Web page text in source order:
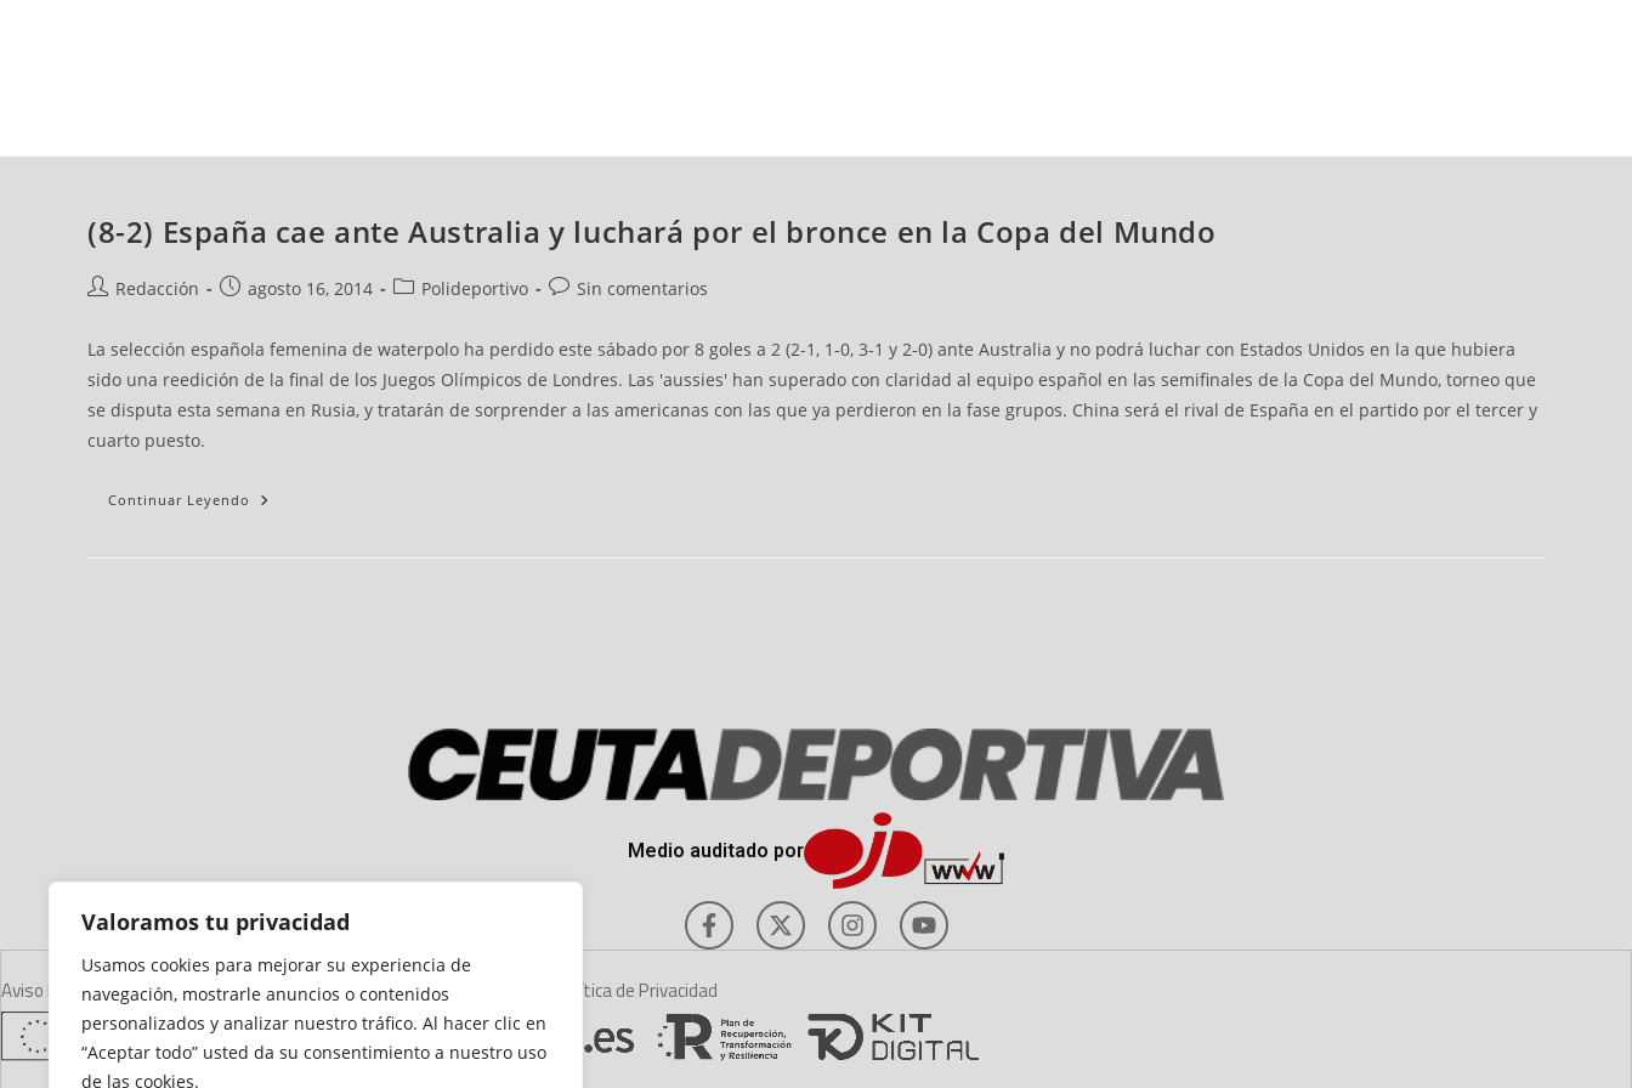
Valoramos tu privacidad
Usamos cookies para mejorar su experiencia de
navegación, mostrarle anuncios o contenidos
personalizados y analizar nuestro tráfico. Al hacer clic en
“Aceptar todo” usted da su consentimiento a nuestro uso
de las cookies.
(8-2) España cae ante Australia y luchará por el bronce en la Copa del Mundo
Redacción agosto 16, 2014 Polideportivo Sin comentarios
La selección española femenina de waterpolo ha perdido este sábado por 8 goles a 2 (2-1, 1-0, 3-1 y 2-0) ante Australia y no podrá luchar con Estados Unidos en la que hubiera
sido una reedición de la final de los Juegos Olímpicos de Londres. Las 'aussies' han superado con claridad al equipo español en las semifinales de la Copa del Mundo, torneo que
se disputa esta semana en Rusia, y tratarán de sorprender a las americanas con las que ya perdieron en la fase grupos. China será el rival de España en el partido por el tercer y
cuarto puesto.
Continuar Leyendo
Medio auditado por
Aviso LegalDeclaración de AccesibilidadMapa del SitioPolítica de Cookies Política de Privacidad